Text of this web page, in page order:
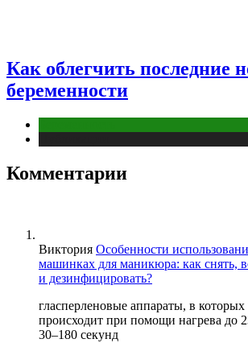
Как облегчить последние
беременности
Комментарии
Виктория Особенности
машинках для маникюра: как снять,
и дезинфицировать?
гласперленовые аппараты, в которых
происходит при помощи нагрева до
30–180 секунд